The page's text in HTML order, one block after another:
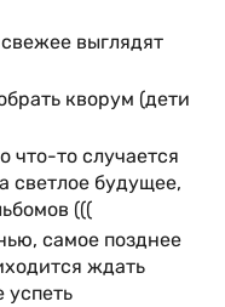
выглядят
кворум (дети
что-то случается
светлое будущее,
(((
самое позднее
ждать
успеть